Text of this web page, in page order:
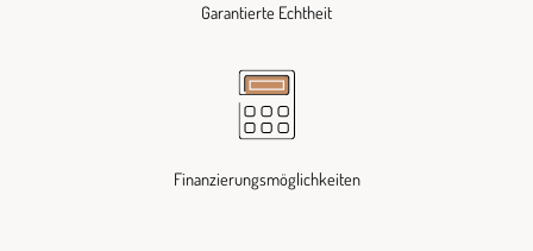
Garantierte Echtheit
Finanzierungsmöglichkeiten